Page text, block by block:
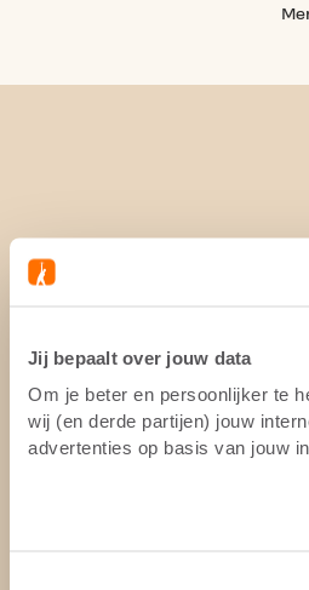
Jij bepaalt over jouw data
Om je beter en persoonlijker te
wij (en derde partijen) jouw
advertenties op basis van jouw